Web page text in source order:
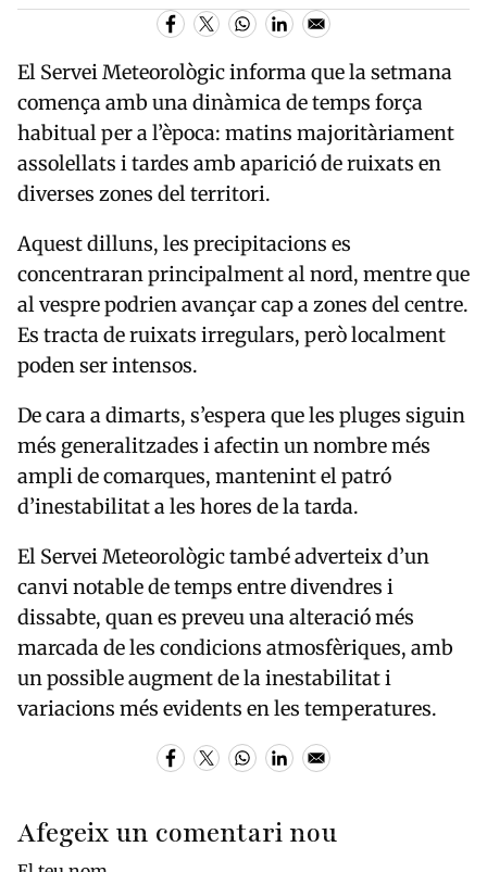
El Servei Meteorològic informa que la setmana
comença amb una dinàmica de temps força
habitual per a l’època: matins majoritàriament
assolellats i tardes amb aparició de ruixats en
diverses zones del territori.
Aquest dilluns, les precipitacions es
concentraran principalment al nord, mentre que
al vespre podrien avançar cap a zones del centre.
Es tracta de ruixats irregulars, però localment
poden ser intensos.
De cara a dimarts, s’espera que les pluges siguin
més generalitzades i afectin un nombre més
ampli de comarques, mantenint el patró
d’inestabilitat a les hores de la tarda.
El Servei Meteorològic també adverteix d’un
canvi notable de temps entre divendres i
dissabte, quan es preveu una alteració més
marcada de les condicions atmosfèriques, amb
un possible augment de la inestabilitat i
variacions més evidents en les temperatures.
Afegeix un comentari nou